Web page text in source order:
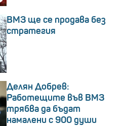
ВМЗ ще се продава без
стратегия
Делян Добрев:
Работещите във ВМЗ
трябва да бъдат
намалени с 900 души